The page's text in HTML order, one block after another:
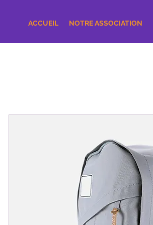
ACCUEIL NOTRE ASSOCIATION